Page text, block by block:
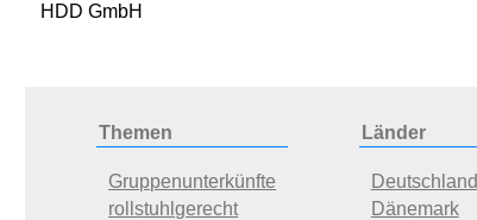
HDD GmbH
Themen
Gruppenunterkünfte
rollstuhlgerecht
Länder
Deutschland
Dänemark